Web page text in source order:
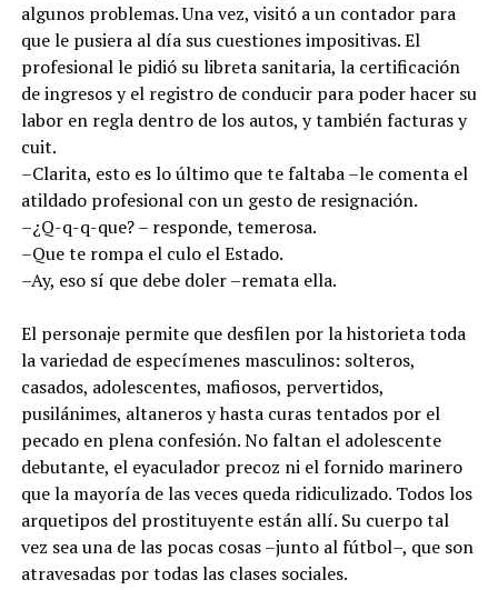
algunos problemas. Una vez, visitó a un contador para
que le pusiera al día sus cuestiones impositivas. El
profesional le pidió su libreta sanitaria, la certificación
de ingresos y el registro de conducir para poder hacer su
labor en regla dentro de los autos, y también facturas y
cuit.
–Clarita, esto es lo último que te faltaba –le comenta el
atildado profesional con un gesto de resignación.
–¿Q-q-q-que? – responde, temerosa.
–Que te rompa el culo el Estado.
–Ay, eso sí que debe doler –remata ella.
El personaje permite que desfilen por la historieta toda
la variedad de especímenes masculinos: solteros,
casados, adolescentes, mafiosos, pervertidos,
pusilánimes, altaneros y hasta curas tentados por el
pecado en plena confesión. No faltan el adolescente
debutante, el eyaculador precoz ni el fornido marinero
que la mayoría de las veces queda ridiculizado. Todos los
arquetipos del prostituyente están allí. Su cuerpo tal
vez sea una de las pocas cosas –junto al fútbol–, que son
atravesadas por todas las clases sociales.